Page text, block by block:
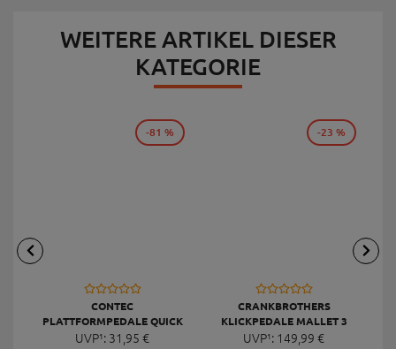
WEITERE ARTIKEL DIESER
KATEGORIE
CONTEC
PLATTFORMPEDALE QUICK
NEO DELUXE
UVP¹: 31,95 €
-81 %
CRANKBROTHERS
KLICKPEDALE MALLET 3
UVP¹: 149,99 €
-23 %